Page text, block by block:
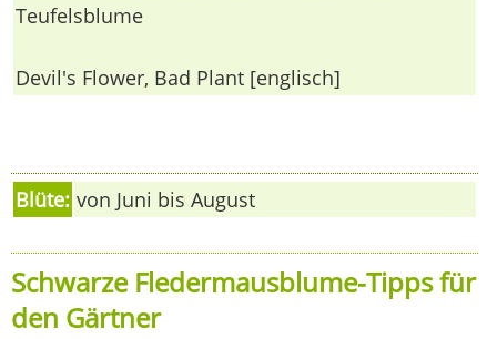
Teufelsblume
Devil's Flower, Bad Plant [englisch]
Blüte: von Juni bis August
Schwarze Fledermausblume-Tipps für
den Gärtner